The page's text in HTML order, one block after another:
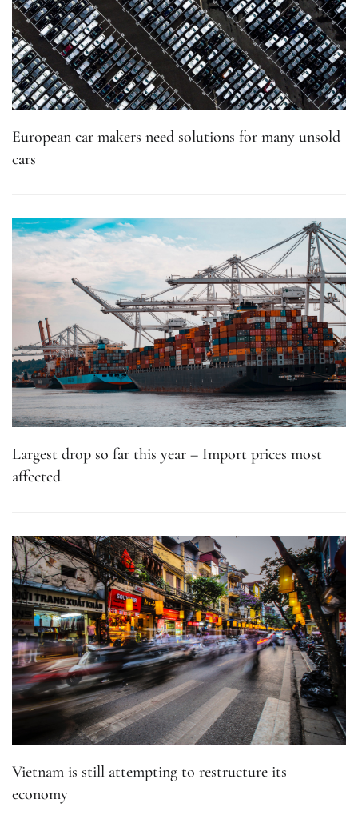
European car makers need solutions for many unsold
cars
Largest drop so far this year – Import prices most
affected
Vietnam is still attempting to restructure its
economy